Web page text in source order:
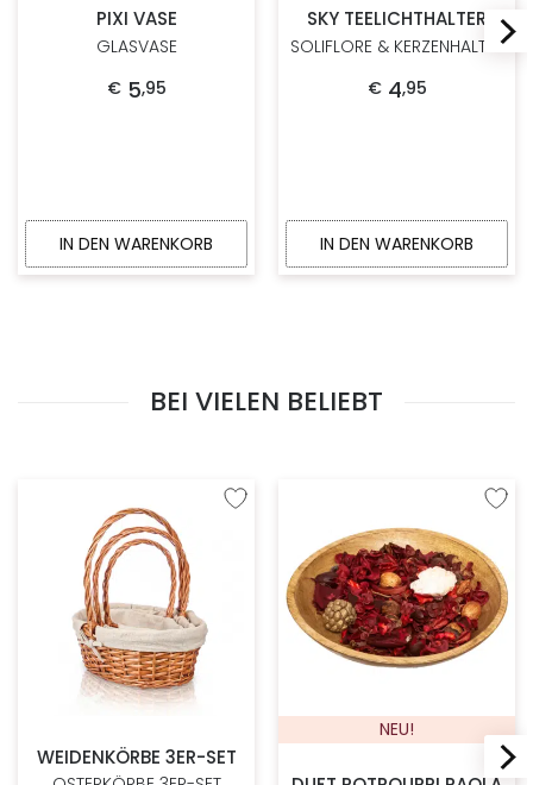
PIXI VASE
GLASVASE
€ 5,95
IN DEN WARENKORB
SKY TEELICHTHALTER
SOLIFLORE & KERZENHALTER
€ 4,95
IN DEN WARENKORB
BEI VIELEN BELIEBT
Zur Wunschliste hinzufügen
WEIDENKÖRBE 3ER-SET
Zur
NEU!